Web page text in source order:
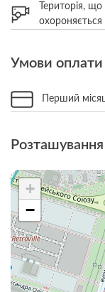
Територія, що
охороняється
Умови оплати
Перший
Розташування
+
−